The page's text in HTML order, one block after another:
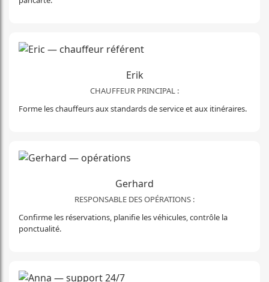
Erik
CHAUFFEUR PRINCIPAL :
Forme les chauffeurs aux standards de service et aux itinéraires.
Gerhard
RESPONSABLE DES OPÉRATIONS :
Confirme les réservations, planifie les véhicules, contrôle la
ponctualité.